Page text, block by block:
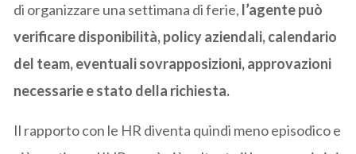
di organizzare una settimana di ferie, l’agente può
verificare disponibilità, policy aziendali, calendario
del team, eventuali sovrapposizioni, approvazioni
necessarie e stato della richiesta.
Il rapporto con le HR diventa quindi meno episodico e